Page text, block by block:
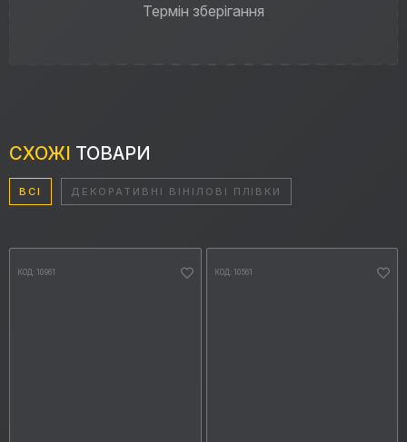
Термін зберігання
СХОЖІ ТОВАРИ
ВСІ ДЕКОРАТИВНІ ВІНІЛОВІ ПЛІВКИ
КОД: 10961 КОД: 10561